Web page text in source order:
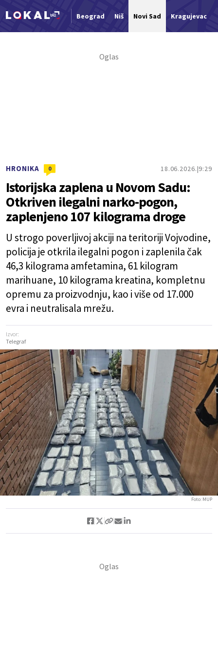
Beograd Niš Novi Sad Kragujevac
HRONIKA 0 18.06.2026. 9:29
Istorijska zaplena u Novom Sadu:
Otkriven ilegalni narko-pogon,
zaplenjeno 107 kilograma droge
U strogo poverljivoj akciji na teritoriji Vojvodine,
policija je otkrila ilegalni pogon i zaplenila čak
46,3 kilograma amfetamina, 61 kilogram
marihuane, 10 kilograma kreatina, kompletnu
opremu za proizvodnju, kao i više od 17.000
evra i neutralisala mrežu.
Izvor:
Telegraf
Foto: MUP